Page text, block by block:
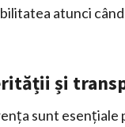
atunci
și
sunt